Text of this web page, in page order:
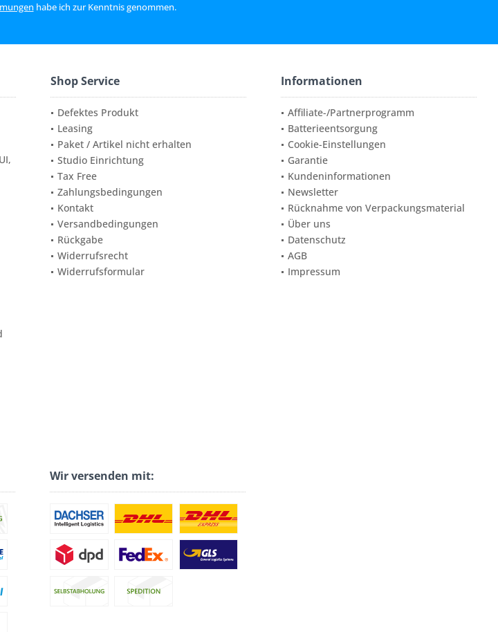
habe ich zur Kenntnis genommen.
Shop Service
Defektes Produkt
Leasing
Paket / Artikel nicht erhalten
Studio Einrichtung
Tax Free
Zahlungsbedingungen
Kontakt
Versandbedingungen
Rückgabe
Widerrufsrecht
Widerrufsformular
Informationen
Affiliate-/Partnerprogramm
Batterieentsorgung
Cookie-Einstellungen
Garantie
Kundeninformationen
Newsletter
Rücknahme von Verpackungsmaterial
Über uns
Datenschutz
AGB
Impressum
Wir versenden mit: